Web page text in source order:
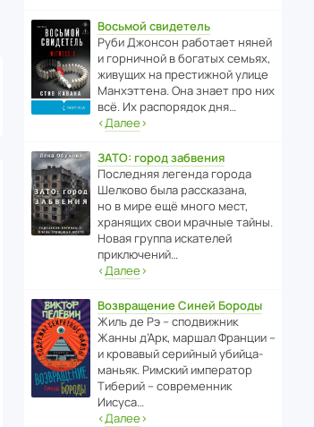
Восьмой свидетель
Руби Джонсон рабо­тает няней
и горни­чной в богатых семьях,
живущих на прес­ти­жной улице
Манх­эт­тена. Она знает про них
всё. Их распо­рядок дня…
‹Далее›
ЗАТО: город забвения
После­дняя легенда города
Шелково была расска­зана,
но в мире ещё много мест,
хранящих свои мрачные тайны.
Новая группа иска­телей
приключений…
‹Далее›
Возвращение Синей Бороды
Жиль де Рэ – спод­ви­жник
Жанны д’Арк, маршал Франции –
и кровавый серийный убийца-
маньяк. Римский импе­ратор
Тиберий – совре­менник
Иисуса…
‹Далее›